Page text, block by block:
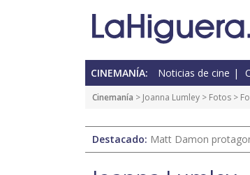
CINEMANÍA: Noticias de cine
Cinemanía > Joanna Lumley > Fotos >
Destacado: Matt Damon